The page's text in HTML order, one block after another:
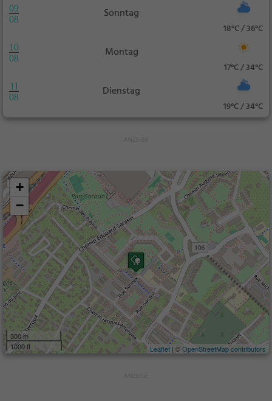
09
08
Sonntag
18°C / 36°C
10
08
Montag
17°C / 34°C
11
08
Dienstag
19°C / 34°C
+
−
300 m
1000 ft
Leaflet | ©OpenStreetMap contributors